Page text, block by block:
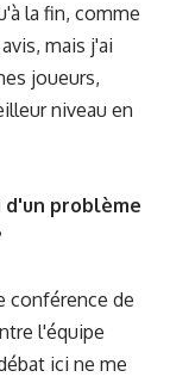
la fin, comme
mais j'ai
joueurs,
niveau en
problème
conférence de
l'équipe
ici ne me